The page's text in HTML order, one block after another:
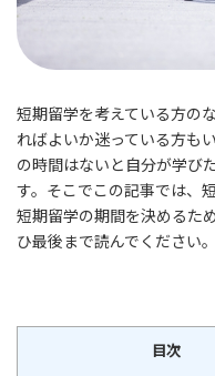
短期留学を考えている方の
ればよいか迷っている方も
の時間はないと自分が学び
す。そこでこの記事では、
短期留学の期間を決めるた
ひ最後まで読んでください。
目次